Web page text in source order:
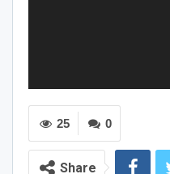
0
25
Share